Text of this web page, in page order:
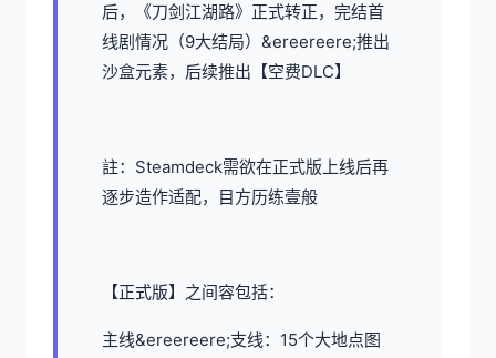
后，《刀剑江湖路》正式转正，完结首
线剧情况（9大结局）&ereereere;推出
沙盒元素，后续推出【空费DLC】
註：Steamdeck需欲在正式版上线后再
逐步造作适配，目方历练壹般
【正式版】之间容包括：
主线&ereereere;支线：15个大地点图